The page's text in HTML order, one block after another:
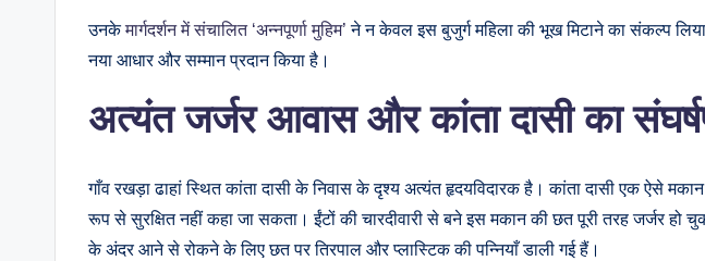
उनकेमार्गदर्शन में संचालित ‘अन्नपूर्णा मुहिम’ ने न केवल इस बुजुर्ग महिला की भूख मिटाने का संकल्प
नया आधार और सम्मान प्रदान किया है।
अत्यंत जर्जर आवास और कांता दासी का
गाँव रखड़ा ढाहां स्थित कांता दासी के निवास के दृश्य अत्यंत हृदयविदारक है। कांता दासी एक ऐसे
रूप से सुरक्षित नहीं कहा जा सकता। ईंटों की चारदीवारी से बने इस मकान की छत पूरी तरह जर्जर हो
के अंदर आने से रोकने के लिए छत पर तिरपाल और प्लास्टिक की पन्नियाँ डाली गई हैं।